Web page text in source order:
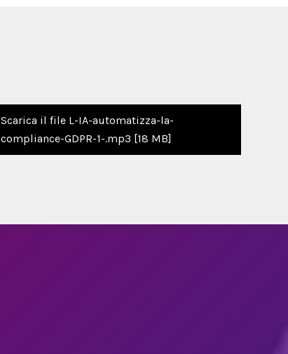
Scarica il file L-IA-automatizza-la-
compliance-GDPR-1-.mp3 [18 MB]